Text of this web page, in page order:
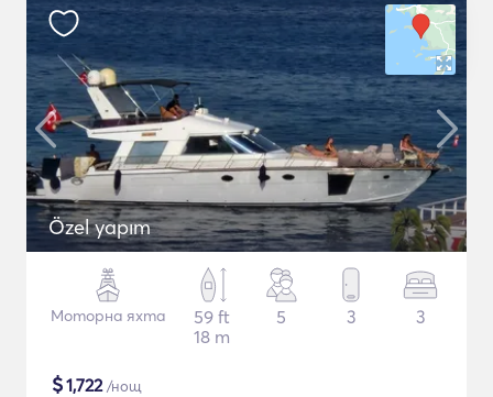
Özel yapım
Моторна яхта
59 ft
18 m
5 3 3
$1,722/нощ